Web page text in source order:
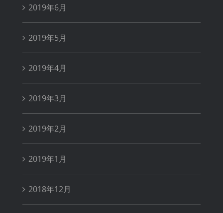
2019年6月
2019年5月
2019年4月
2019年3月
2019年2月
2019年1月
2018年12月